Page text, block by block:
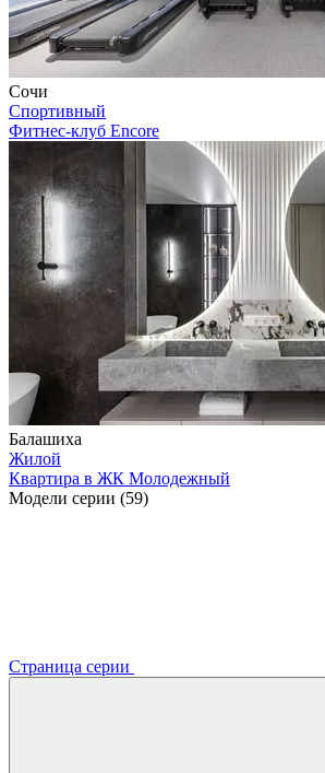
Сочи
Спортивный
Фитнес-клуб Encore
Балашиха
Жилой
Квартира в ЖК Молодежный
Модели серии (59)
Страница серии